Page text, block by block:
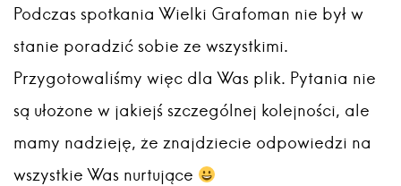
Podczas spotkania Wielki Grafoman nie był w
stanie poradzić sobie ze wszystkimi.
Przygotowaliśmy więc dla Was plik. Pytania nie
są ułożone w jakiejś szczególnej kolejności, ale
mamy nadzieję, że znajdziecie odpowiedzi na
wszystkie Was nurtujące